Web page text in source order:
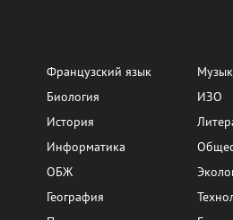
Французский язык
Биология
История
Информатика
ОБЖ
География
ИЗО